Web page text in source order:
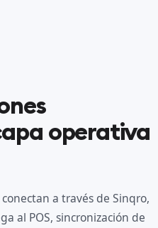
operativa
a través de Sinqro,
al POS, sincronización de